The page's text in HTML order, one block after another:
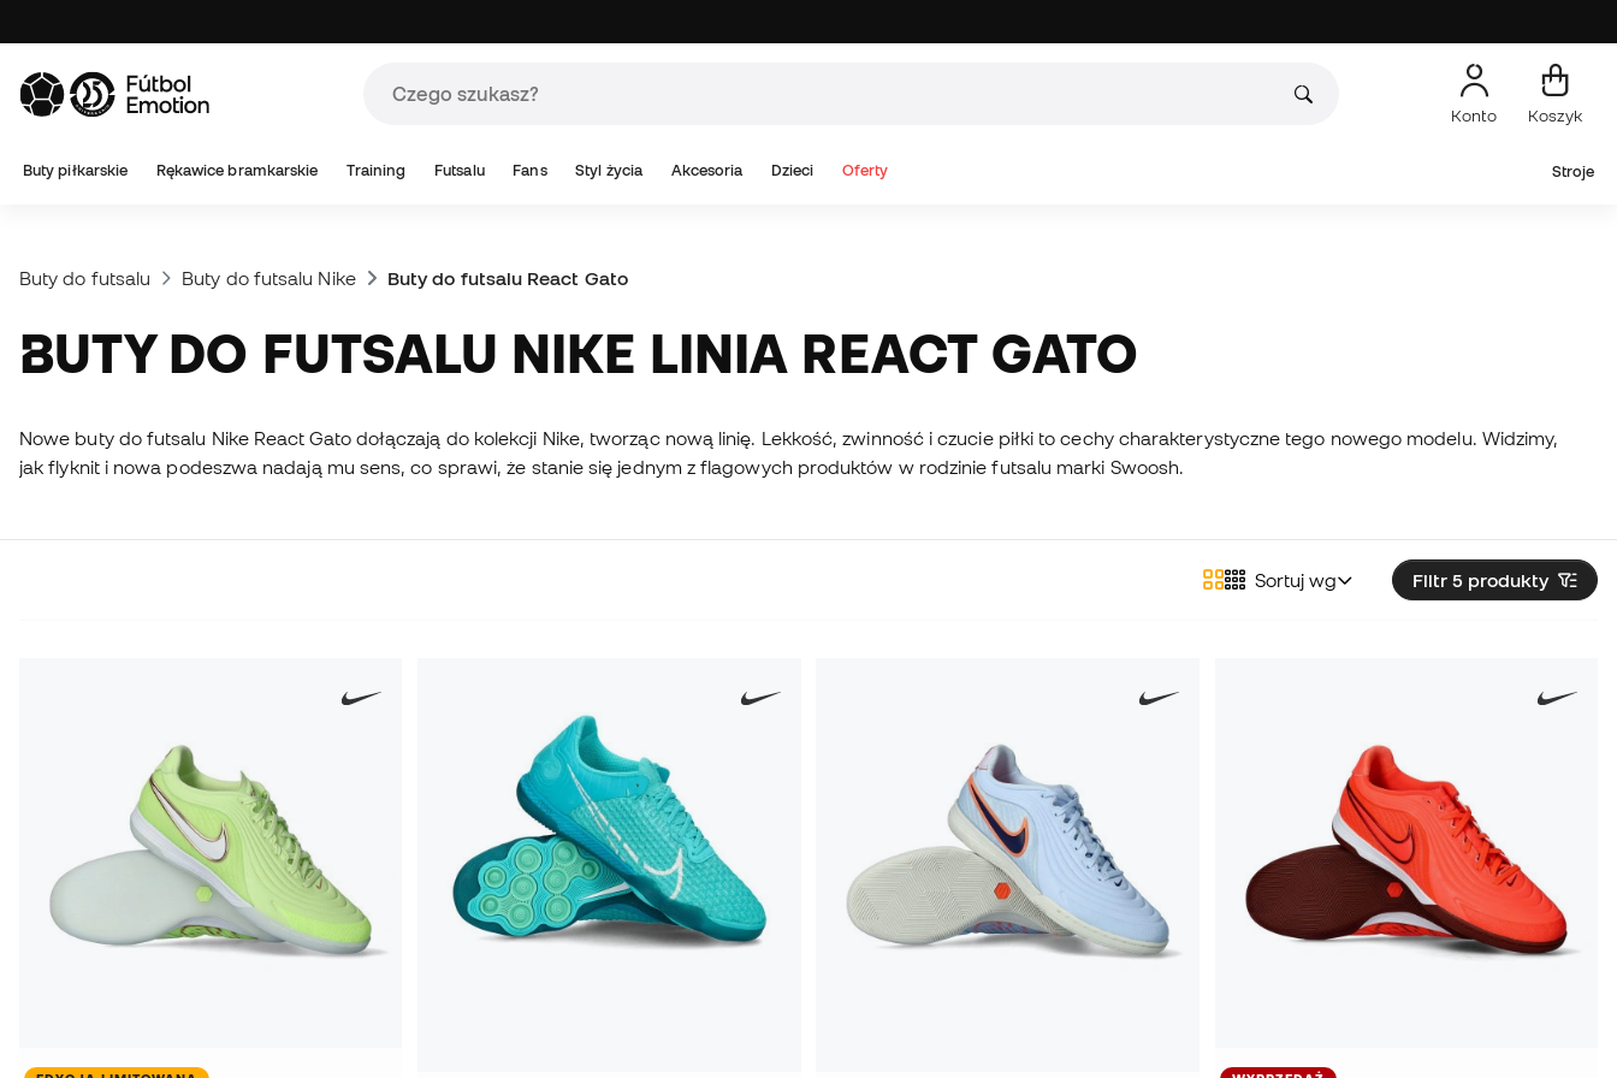
Konto Koszyk
Buty piłkarskie Rękawice bramkarskie Training Futsalu Fans Styl życia Akcesoria Dzieci Oferty Stroje
Buty do futsalu Buty do futsalu Nike Buty do futsalu React Gato
BUTY DO FUTSALU NIKE LINIA REACT GATO
Nowe buty do futsalu Nike React Gato dołączają do kolekcji Nike, tworząc nową linię. Lekkość, zwinność i czucie piłki to cechy charakterystyczne tego nowego modelu. Widzimy,
jak flyknit i nowa podeszwa nadają mu sens, co sprawi, że stanie się jednym z flagowych produktów w rodzinie futsalu marki Swoosh.
Filtr 5 produkty
Sortuj wg